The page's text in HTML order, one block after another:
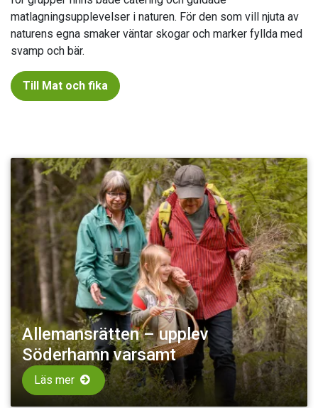
matlagningsupplevelser i naturen. För den som vill njuta av
naturens egna smaker väntar skogar och marker fyllda med
svamp och bär.
Till Mat och fika
Allemansrätten – upplev
Söderhamn varsamt
Läs mer